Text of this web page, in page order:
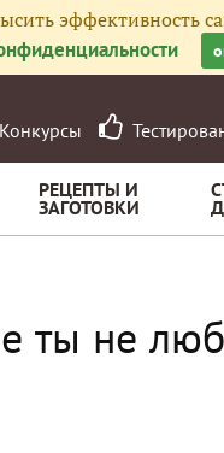
эффективность
Конкурсы
РЕЦЕПТЫ И
ЗАГОТОВКИ
ты не